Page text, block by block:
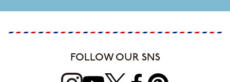
FOLLOW OUR SNS